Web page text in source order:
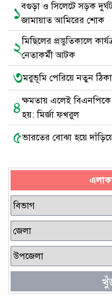
১বগুড়া ও সিলেটে সড়ক
জামায়াত আমিরের শোক
২মিছিলের প্রস্তুতিকালে
নেতাকর্মী আটক
৩মরুভূমি পেরিয়ে নতুন
৪ক্ষমতায় এলেই
হয়: মির্জা ফখরুল
৫ভারতের বোঝা হয়ে